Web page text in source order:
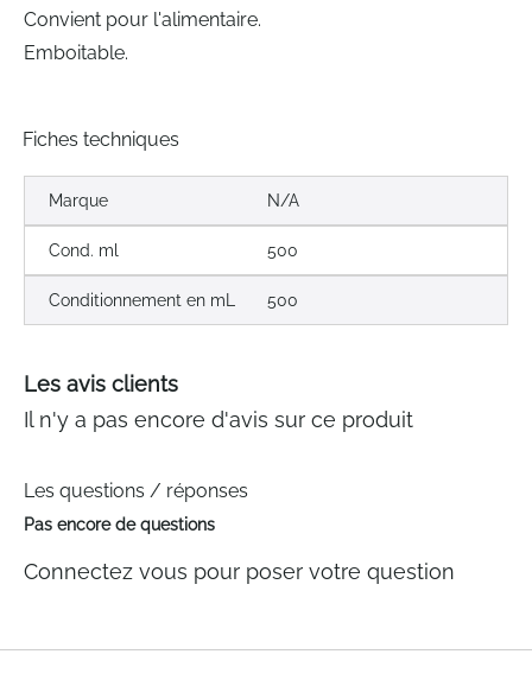
Convient pour l'alimentaire.
Emboitable.
Fiches techniques
Marque N/A
Cond. ml 500
Conditionnement en mL 500
Les avis clients
Il n'y a pas encore d'avis sur ce produit
Les questions / réponses
Pas encore de questions
Connectez vous pour poser votre question